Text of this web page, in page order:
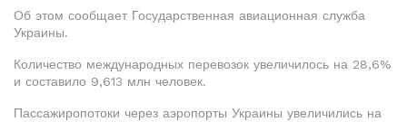
Об этом сообщает Государственная авиационная служба
Украины.
Количество международных перевозок увеличилось на 28,6%
и составило 9,613 млн человек.
Пассажиропотоки через аэропорты Украины увеличились на